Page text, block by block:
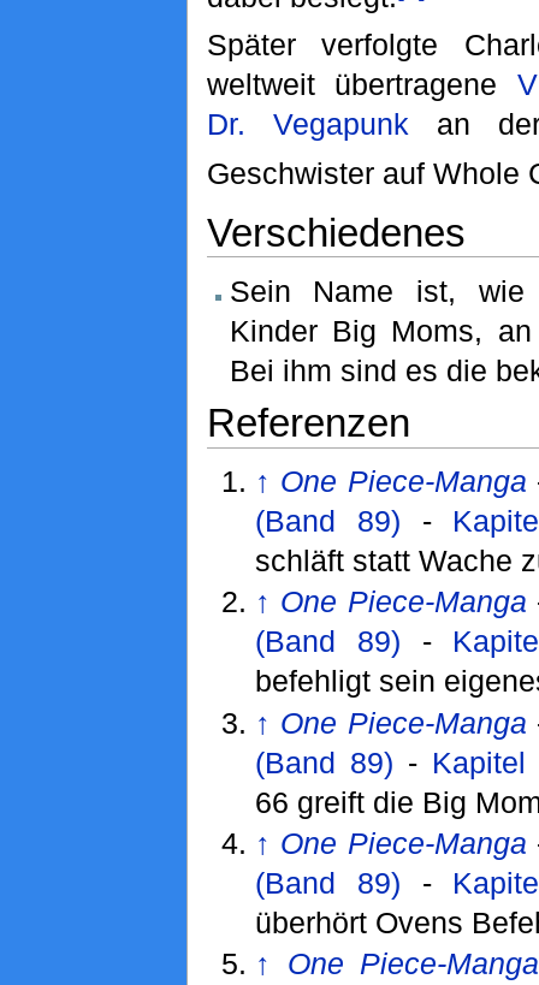
Später verfolgte
weltweit übertragene
Dr. Vegapunk an
Geschwister auf Whole
Verschiedenes
Sein Name ist, wie
Kinder Big Moms,
Bei ihm sind es die
Referenzen
↑ One Piece-Manga
(Band 89) -
schläft statt Wache
↑ One Piece-Manga
(Band 89) -
befehligt sein
↑ One Piece-Manga
(Band 89) - Kapitel
66 greift die Big
↑ One Piece-Manga
(Band 89) -
überhört Ovens
↑
One Piece-Manga